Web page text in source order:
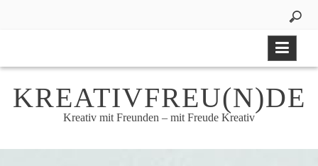
KREATIVFREU(N)DE
Kreativ mit Freunden – mit Freude Kreativ